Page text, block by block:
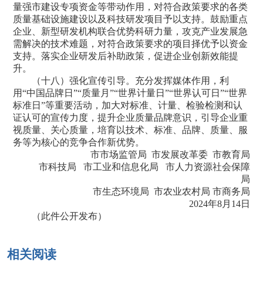
量强市建设专项资金等带动作用，对符合政策要求的各类
质量基础设施建设以及科技研发项目予以支持。鼓励重点
企业、新型研发机构联合优势科研力量，攻克产业发展急
需解决的技术难题，对符合政策要求的项目择优予以资金
支持。落实企业研发后补助政策，促进企业创新效能提
升。
（十八）强化宣传引导。充分发挥媒体作用，利
用“中国品牌日”“质量月”“世界计量日”“世界认可日”“世界
标准日”等重要活动，加大对标准、计量、检验检测和认
证认可的宣传力度，提升企业质量品牌意识，引导企业重
视质量、关心质量，培育以技术、标准、品牌、质量、服
务等为核心的竞争合作新优势。
市市场监管局 市发展改革委 市教育局
市科技局 市工业和信息化局 市人力资源社会保障
局
市生态环境局 市农业农村局 市商务局
2024年8月14日
（此件公开发布）
相关阅读